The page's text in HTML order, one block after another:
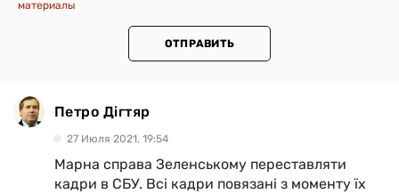
материалы
ОТПРАВИТЬ
Петро Дігтяр
27 Июля 2021, 19:54
Марна справа Зеленському переставляти
кадри в СБУ. Всі кадри повязані з моменту їх